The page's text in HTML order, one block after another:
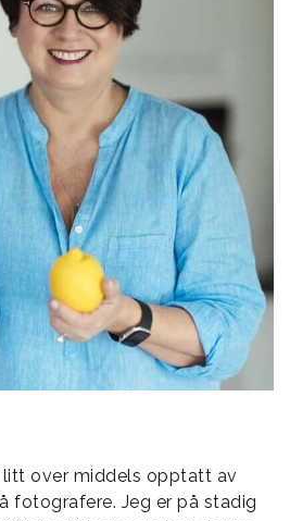
litt over middels opptatt av
fotografere. Jeg er på stadig